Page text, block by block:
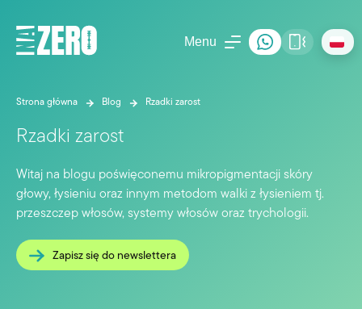
Menu
Strona główna Blog Rzadki zarost
Rzadki zarost
Witaj na blogu poświęconemu mikropigmentacji skóry
głowy, łysieniu oraz innym metodom walki z łysieniem tj.
przeszczep włosów, systemy włosów oraz trychologii.
Zapisz się do newslettera